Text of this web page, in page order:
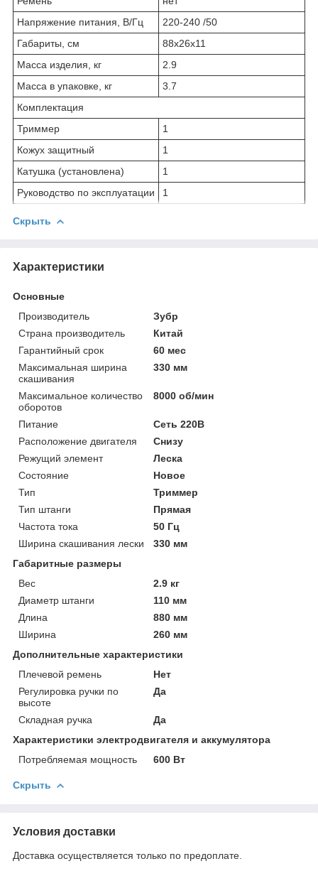
Напряжение питания, В/Гц
220-240 /50
Габариты, см
88x26x11
Масса изделия, кг
2.9
Масса в упаковке, кг
3.7
Комплектация
Триммер
1
Кожух защитный
1
Катушка (установлена)
1
Руководство по эксплуатации
1
Скрыть
Характеристики
Основные
Производитель
Зубр
Страна производитель
Китай
Гарантийный срок
60 мес
Максимальная ширина
скашивания
330 мм
Максимальное количество
оборотов
8000 об/мин
Питание
Сеть 220В
Расположение двигателя
Снизу
Режущий элемент
Леска
Состояние
Новое
Тип
Триммер
Тип штанги
Прямая
Частота тока
50 Гц
Ширина скашивания лески
330 мм
Габаритные размеры
Вес
2.9 кг
Диаметр штанги
110 мм
Длина
880 мм
Ширина
260 мм
Дополнительные характеристики
Плечевой ремень
Нет
Регулировка ручки по
высоте
Да
Складная ручка
Да
Характеристики электродвигателя и аккумулятора
Потребляемая мощность
600 Вт
Скрыть
Условия доставки
Доставка осуществляется только по предоплате.